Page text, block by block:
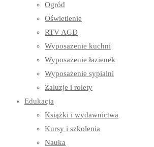
Ogród
Oświetlenie
RTV AGD
Wyposażenie kuchni
Wyposażenie łazienek
Wyposażenie sypialni
Żaluzje i rolety
Edukacja
Książki i wydawnictwa
Kursy i szkolenia
Nauka